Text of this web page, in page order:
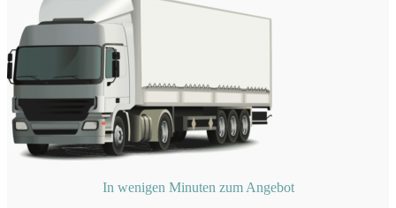
In wenigen Minuten zum Angebot